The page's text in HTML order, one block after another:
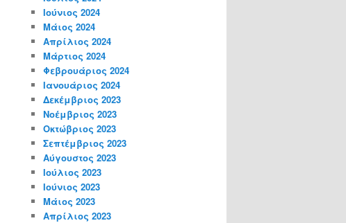
Ιούνιος 2024
Μάιος 2024
Απρίλιος 2024
Μάρτιος 2024
Φεβρουάριος 2024
Ιανουάριος 2024
Δεκέμβριος 2023
Νοέμβριος 2023
Οκτώβριος 2023
Σεπτέμβριος 2023
Αύγουστος 2023
Ιούλιος 2023
Ιούνιος 2023
Μάιος 2023
Απρίλιος 2023